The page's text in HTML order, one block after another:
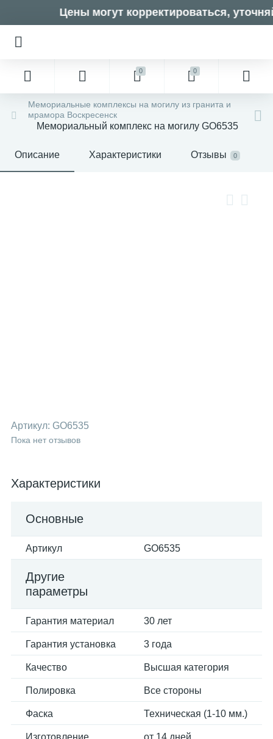
Цены могут корректироваться,
0 0
Мемориальные комплексы на могилу из гранита и
мрамора Воскресенск
Мемориальный комплекс на могилу GO6535
Описание Характеристики Отзывы 0
Артикул: GO6535
Пока нет отзывов
Характеристики
Основные
Артикул GO6535
Другие
параметры
Гарантия материал 30 лет
Гарантия установка 3 года
Качество Высшая категория
Полировка Все стороны
Фаска Техническая (1-10 мм.)
Изготовление от 14 дней